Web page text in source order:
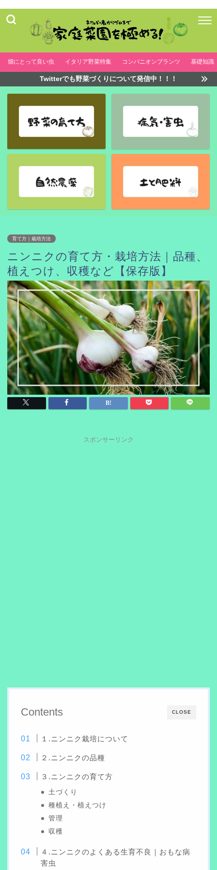
畑にとって良い虫 イタリア野菜特集 コンパニオンプランツ 基礎知識
Twitterでも野菜づくりについて発信中！！！
育て方｜栽培方法
ニンニクの育て方・栽培方法｜品種、
植えつけ、収穫など【保存版】
スポンサーリンク
CLOSE
Contents
１.ニンニク栽培について
２.ニンニクの品種
３.ニンニクの育て方
土づくり
種植え・植えつけ
管理
収穫
４.ニンニクのよくある生育不良｜おもな病
害虫